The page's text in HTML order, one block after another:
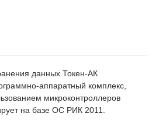
данных Токен-АК
аппаратный комплекс,
микроконтроллеров
на базе ОС РИК 2011.